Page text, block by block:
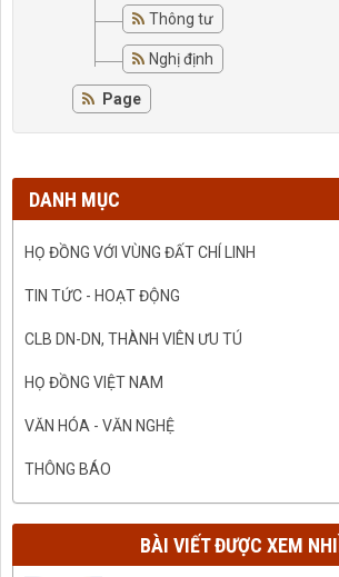
Thông tư
Nghị định
Page
DANH MỤC
HỌ ĐỒNG VỚI VÙNG ĐẤT CHÍ LINH
TIN TỨC - HOẠT ĐỘNG
CLB DN-DN, THÀNH VIÊN ƯU TÚ
HỌ ĐỒNG VIỆT NAM
VĂN HÓA - VĂN NGHỆ
THÔNG BÁO
BÀI VIẾT ĐƯỢC XEM